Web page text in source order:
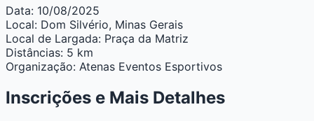
Data: 10/08/2025
Local: Dom Silvério, Minas Gerais
Local de Largada: Praça da Matriz
Distâncias: 5 km
Organização: Atenas Eventos Esportivos
Inscrições e Mais Detalhes